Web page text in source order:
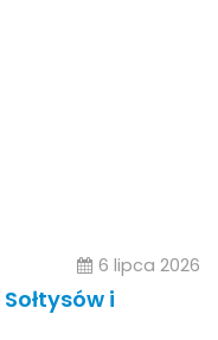
6 lipca 2026
i